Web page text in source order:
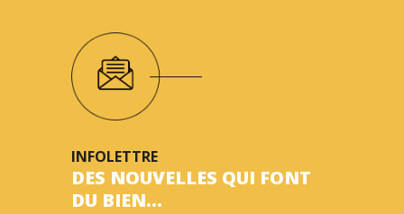
INFOLETTRE
DES NOUVELLES QUI FONT
DU BIEN…